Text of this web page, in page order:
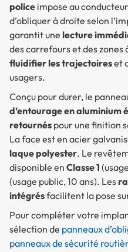
police impose au
d’obliquer à droite selon
garantit une lecture
des carrefours et des zones
fluidifier les trajectoireset
usagers.
Conçu pour durer, le
d’entourage en aluminium
retournés pour une finition
La face est en acier
laque polyester. Le
disponible en Classe 1
(usage public, 10 ans). Les
intégrésfacilitent la pose
Pour compléter votre
sélection de panneaux
panneaux de sécurité